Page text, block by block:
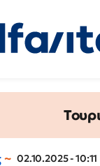
02.10.2025 - 10:11